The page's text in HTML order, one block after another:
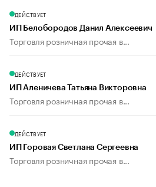
ДЕЙСТВУЕТ
ИП Белобородов Данил Алексеевич
Торговля розничная прочая в...
ДЕЙСТВУЕТ
ИП Аленичева Татьяна Викторовна
Торговля розничная прочая в...
ДЕЙСТВУЕТ
ИП Горовая Светлана Сергеевна
Торговля розничная прочая в...